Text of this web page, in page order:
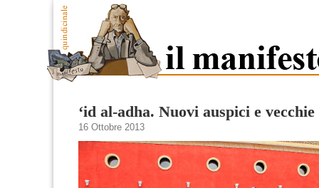
‘id al-adha. Nuovi auspici e
16 Ottobre 2013